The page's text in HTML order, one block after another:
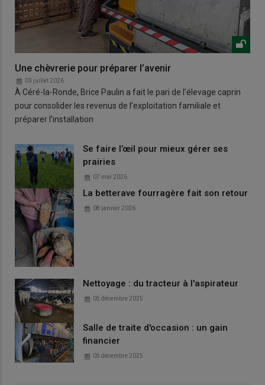
Une chèvrerie pour préparer l’avenir
03 juillet 2026
À Céré-la-Ronde, Brice Paulin a fait le pari de l’élevage caprin
pour consolider les revenus de l’exploitation familiale et
préparer l’installation
Se faire l’œil pour mieux gérer ses
prairies
07 mai 2026
La betterave fourragère fait son retour
08 janvier 2026
Nettoyage : du tracteur à l'aspirateur
05 décembre 2025
Salle de traite d'occasion : un gain
financier
05 décembre 2025